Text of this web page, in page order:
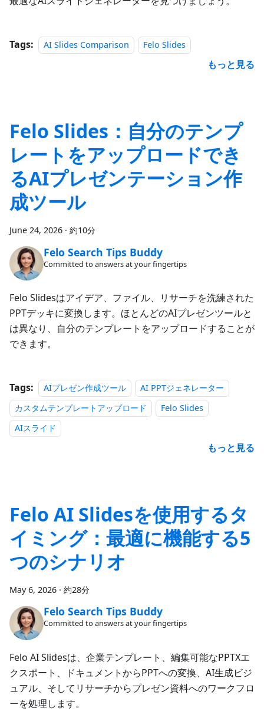
Tags: AI Slides Comparison Felo Slides
もっと見る
Felo Slides：自分のテンプ
レートをアップロードでき
るAIプレゼンテーション作
成ツール
June 24, 2026 · 約10分
Felo Search Tips Buddy
Committed to answers at your fingertips
Felo Slidesはアイデア、ファイル、リサーチを洗練された
PPTデッキに変換します。ほとんどのAIプレゼンツールと
は異なり、自分のテンプレートをアップロードすることが
できます。
Tags: AIプレゼン作成ツール
AI PPTジェネレーター
カスタムテンプレートアップロード
Felo Slides
AIスライド
もっと見る
Felo AI Slidesを使用するタ
イミング：最適に機能する5
つのシナリオ
May 6, 2026 · 約28分
Felo Search Tips Buddy
Committed to answers at your fingertips
Felo AI Slidesは、企業テンプレート、編集可能なPPTXエ
クスポート、ドキュメントからPPTへの変換、AI生成ビジ
ュアル、そしてリサーチからプレゼン資料へのワークフロ
ーを処理します。